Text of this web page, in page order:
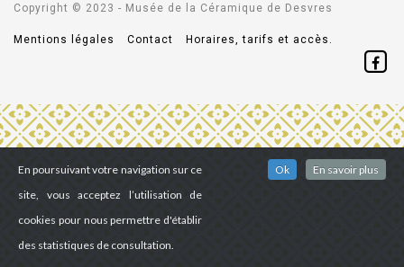
Copyright © 2023 - Musée de la Céramique de Desvres
Mentions légales Contact Horaires, tarifs et accès.
En poursuivant votre navigation sur ce
site, vous acceptez l’utilisation de
cookies pour nous permettre d'établir
des statistiques de consultation.
Ok En savoir plus